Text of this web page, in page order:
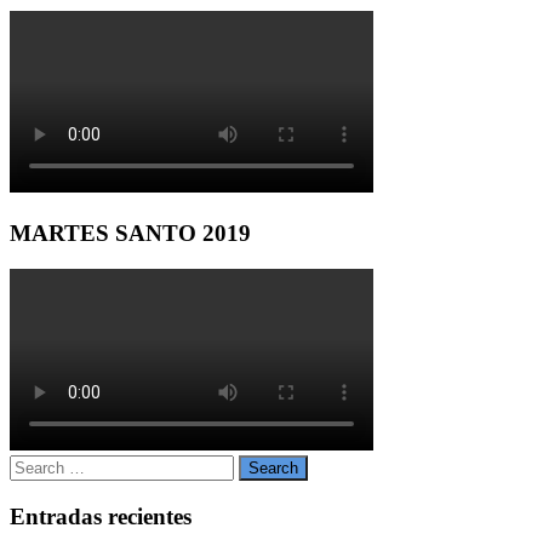
MARTES SANTO 2019
Search
for:
Search
Entradas recientes